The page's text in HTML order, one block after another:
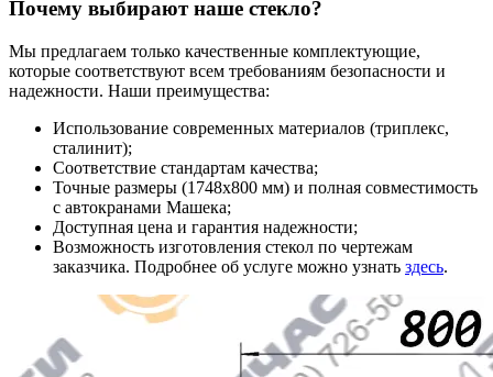
Почему выбирают наше стекло?
Мы предлагаем только качественные комплектующие,
которые соответствуют всем требованиям безопасности и
надежности. Наши преимущества:
Использование современных материалов (триплекс,
сталинит);
Соответствие стандартам качества;
Точные размеры (1748х800 мм) и полная совместимость
с автокранами Машека;
Доступная цена и гарантия надежности;
Возможность изготовления стекол по чертежам
заказчика. Подробнее об услуге можно узнать здесь.